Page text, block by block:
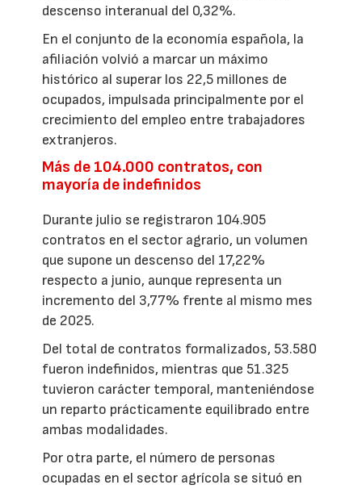
descenso interanual del 0,32%.
En el conjunto de la economía española, la
afiliación volvió a marcar un máximo
histórico al superar los 22,5 millones de
ocupados, impulsada principalmente por el
crecimiento del empleo entre trabajadores
extranjeros.
Más de 104.000 contratos, con
mayoría de indefinidos
Durante julio se registraron 104.905
contratos en el sector agrario, un volumen
que supone un descenso del 17,22%
respecto a junio, aunque representa un
incremento del 3,77% frente al mismo mes
de 2025.
Del total de contratos formalizados, 53.580
fueron indefinidos, mientras que 51.325
tuvieron carácter temporal, manteniéndose
un reparto prácticamente equilibrado entre
ambas modalidades.
Por otra parte, el número de personas
ocupadas en el sector agrícola se situó en